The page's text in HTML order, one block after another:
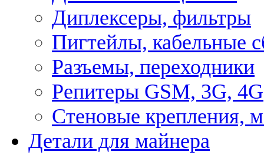
Диплексеры, фильтры
Пигтейлы, кабельные
Разъемы, переходники
Репитеры GSM, 3G, 4G
Стеновые крепления,
Детали для майнера